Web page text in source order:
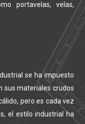
portavelas, velas,
se ha impuesto
sus materiales crudos
pero es cada vez
el estilo industrial ha